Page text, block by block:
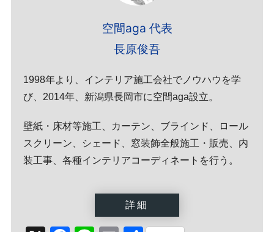
空間aga 代表
長原俊吾
1998年より、インテリア施工会社でノウハウを学
び、2014年、新潟県長岡市に空間aga設立。
壁紙・床材等施工、カーテン、ブラインド、ロール
スクリーン、シェード、窓装飾全般施工・販売、内
装工事、各種インテリアコーディネートを行う。
詳細